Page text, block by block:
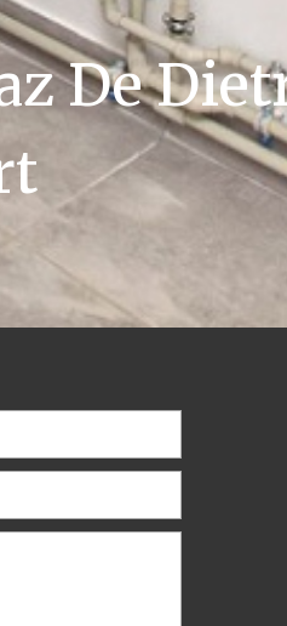
De